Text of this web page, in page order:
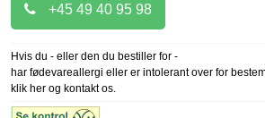
+45 49 40 95 98
Hvis du - eller den du bestiller for -
har fødevareallergi eller er intolerant over for
klik her og kontakt os.